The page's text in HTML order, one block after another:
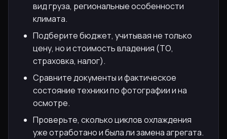
вид груза, региональные особенности
климата.
Подберите бюджет, учитывая не только
цену, но и стоимость владения (ТО,
страховка, налог).
Сравните документы и фактическое
состояние техники по фотографии и на
осмотре.
Проверьте, сколько циклов охлаждения
уже отработано и была ли замена агрегата.